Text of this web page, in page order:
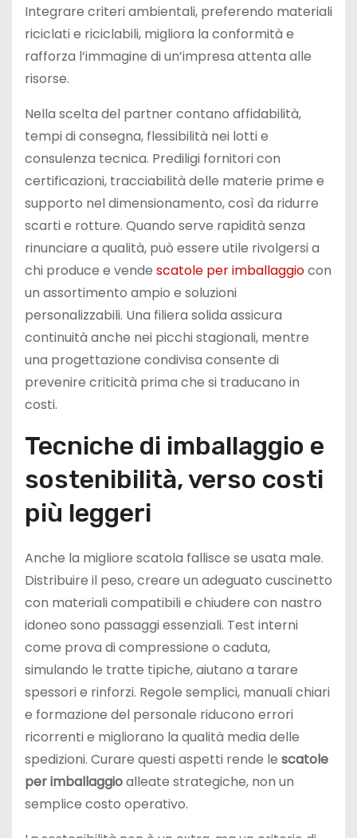
Integrare criteri ambientali, preferendo materiali
riciclati e riciclabili, migliora la conformità e
rafforza l’immagine di un’impresa attenta alle
risorse.
Nella scelta del partner contano affidabilità,
tempi di consegna, flessibilità nei lotti e
consulenza tecnica. Prediligi fornitori con
certificazioni, tracciabilità delle materie prime e
supporto nel dimensionamento, così da ridurre
scarti e rotture. Quando serve rapidità senza
rinunciare a qualità, può essere utile rivolgersi a
chi produce e vende scatole per imballaggiocon
un assortimento ampio e soluzioni
personalizzabili. Una filiera solida assicura
continuità anche nei picchi stagionali, mentre
una progettazione condivisa consente di
prevenire criticità prima che si traducano in
costi.
Tecniche di imballaggio e
sostenibilità, verso costi
più leggeri
Anche la migliore scatola fallisce se usata male.
Distribuire il peso, creare un adeguato cuscinetto
con materiali compatibili e chiudere con nastro
idoneo sono passaggi essenziali. Test interni
come prova di compressione o caduta,
simulando le tratte tipiche, aiutano a tarare
spessori e rinforzi. Regole semplici, manuali chiari
e formazione del personale riducono errori
ricorrenti e migliorano la qualità media delle
spedizioni. Curare questi aspetti rende le scatole
per imballaggioalleate strategiche, non un
semplice costo operativo.